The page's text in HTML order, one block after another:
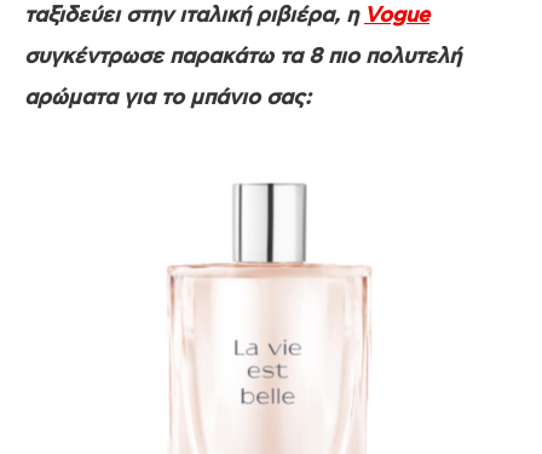
ταξιδεύει στην ιταλική ριβιέρα, η Vogue
συγκέντρωσε παρακάτω τα 8 πιο πολυτελή
αρώματα για το μπάνιο σας: